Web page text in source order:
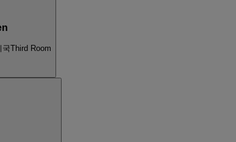
국Third Room